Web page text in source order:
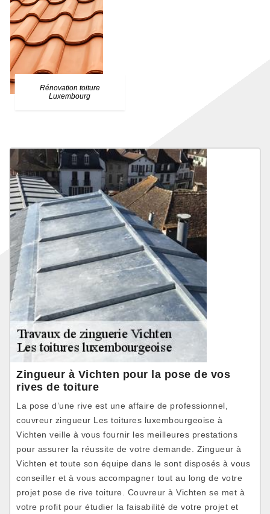
Rénovation toiture
Luxembourg
Zingueur à Vichten pour la pose de vos
rives de toiture
La pose d’une rive est une affaire de professionnel,
couvreur zingueur Les toitures luxembourgeoise à
Vichten veille à vous fournir les meilleures prestations
pour assurer la réussite de votre demande. Zingueur à
Vichten et toute son équipe dans le sont disposés à vous
conseiller et à vous accompagner tout au long de votre
projet pose de rive toiture. Couvreur à Vichten se met à
votre profit pour étudier la faisabilité de votre projet et